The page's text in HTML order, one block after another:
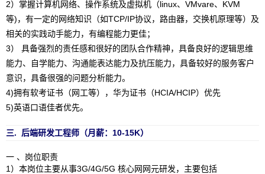
2）掌握计算机网络、操作系统及虚拟机（linux、VMvare、KVM
等)，有一定的网络知识（如TCP/IP协议，路由器，交换机原理等）及
相关的实践动手能力，有编程能力更佳；
3） 具备强烈的责任感和很好的团队合作精神，具备良好的逻辑思维
能力、自学能力、沟通能表达能力及抗压能力，具备较好的服务客户
意识，具备很强的问题分析能力。
4)拥有软考证书（网工等），华为证书（HCIA/HCIP）优先
5)英语口语佳者优先。
三. 后端研发工程师 （月薪：10-15K）
一 、岗位职责
1）本岗位主要从事3G/4G/5G 核心网网元研发，主要包括